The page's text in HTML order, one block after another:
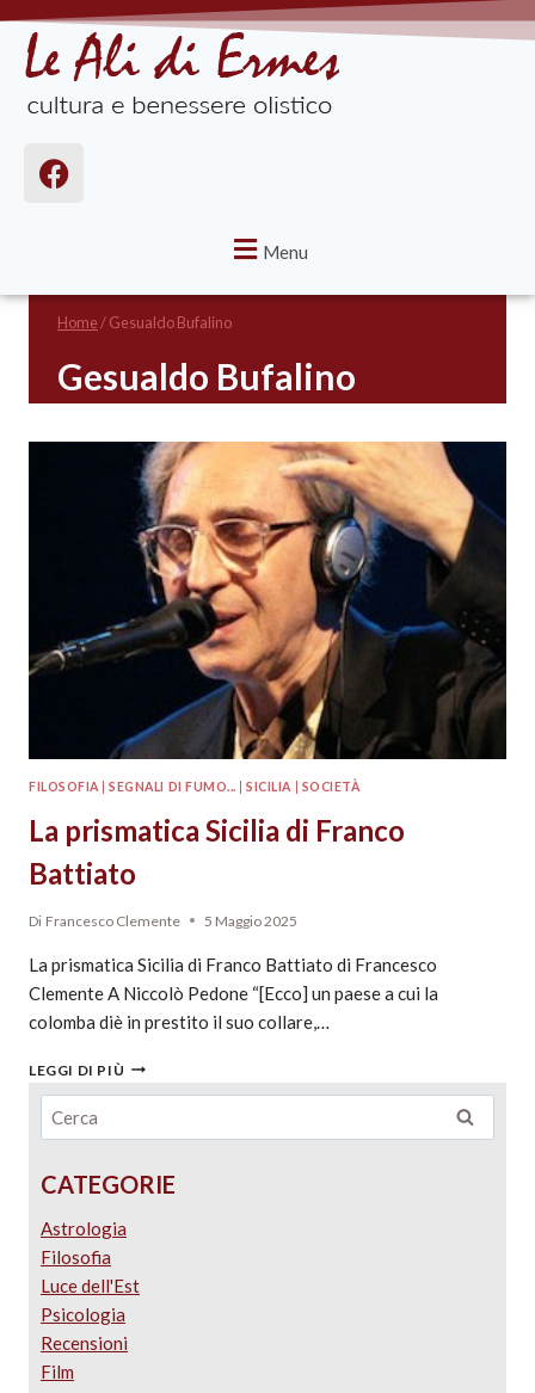
Menu
Home/Gesualdo Bufalino
Gesualdo Bufalino
FILOSOFIA |SEGNALI DI FUMO... |SICILIA SOCIETÀ
La prismatica Sicilia di Franco
Battiato
Di Francesco Clemente 5 Maggio 2025
La prismatica Sicilia di Franco Battiato di Francesco
Clemente A Niccolò Pedone “[Ecco] un paese a cui la
colomba diè in prestito il suo collare,…
LEGGI DI PIÙ
CATEGORIE
Astrologia
Filosofia
Luce dell'Est
Psicologia
Recensioni
Film